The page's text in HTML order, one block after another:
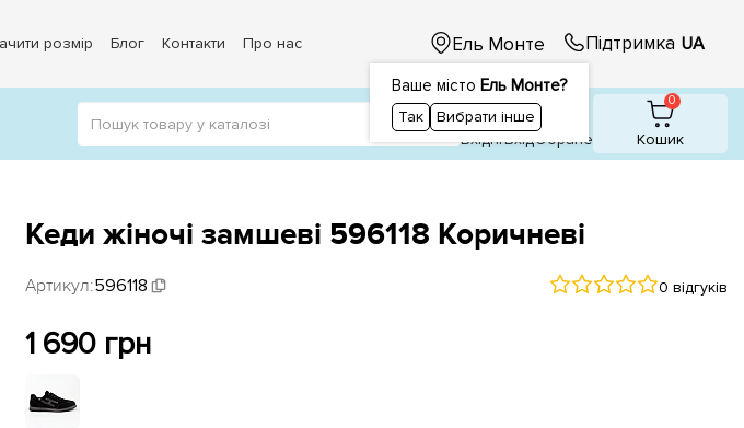
розмір Блог Контакти Про нас Ель Монте
Ваше місто Ель Монте?
Так Вибрати інше
Підтримка UA
1
ВхідніВхiдОбране
0
Кошик
Кеди жіночі замшеві 596118 Коричневі
Артикул:596118 0 відгуків
1 690 грн